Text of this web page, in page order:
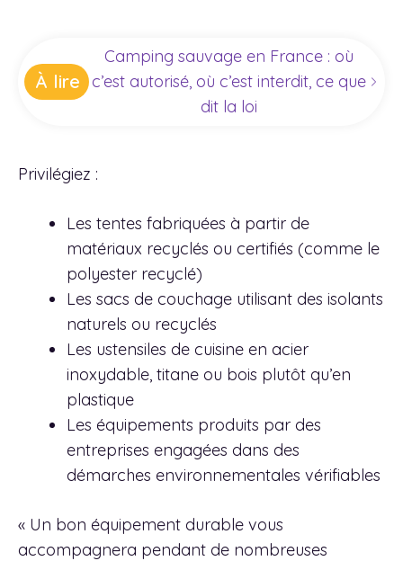
À lire
Camping sauvage en France : où
c’est autorisé, où c’est interdit, ce que
dit la loi
Privilégiez :
Les tentes fabriquées à partir de
matériaux recyclés ou certifiés (comme le
polyester recyclé)
Les sacs de couchage utilisant des isolants
naturels ou recyclés
Les ustensiles de cuisine en acier
inoxydable, titane ou bois plutôt qu’en
plastique
Les équipements produits par des
entreprises engagées dans des
démarches environnementales vérifiables
« Un bon équipement durable vous
accompagnera pendant de nombreuses